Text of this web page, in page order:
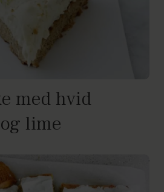
med hvid
lime